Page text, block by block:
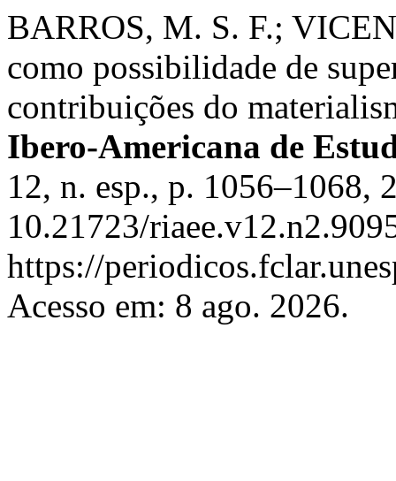
BARROS, M. S. F.;
como possibilidade de
contribuições do
Ibero-Americana de
12, n. esp., p. 1056–1068,
10.21723/
https://
Acesso em: 8 ago. 2026.